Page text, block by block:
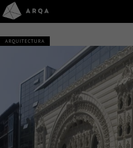
ARQUITECTURA